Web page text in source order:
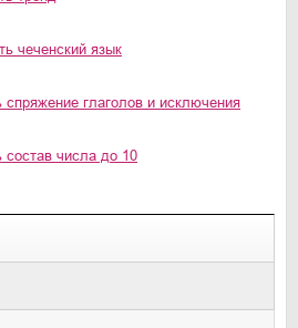
чеченский язык
спряжение глаголов и исключения
состав числа до 10